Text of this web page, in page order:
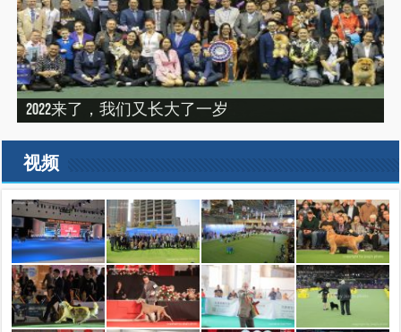
2022来了，我们又长大了一岁
建设专栏-2020年的冬天，俺们东北那场比赛
“震”撼之旅——2019印尼犬展之行（INDONEISA WINNER
SHOW 2019）
建设专栏-2019刚过一半，但是好像已经结束了。
2019美国143届西敏寺犬展随笔（三）
视频